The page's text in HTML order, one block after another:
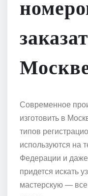
Современное
изготовить в
типов
используются на
Федерации и
придется искать
мастерскую —